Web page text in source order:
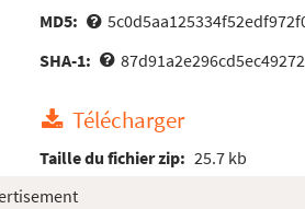
MD5:
SHA-1:
Télécharger
Taille du fichier zip: 25.7 kb